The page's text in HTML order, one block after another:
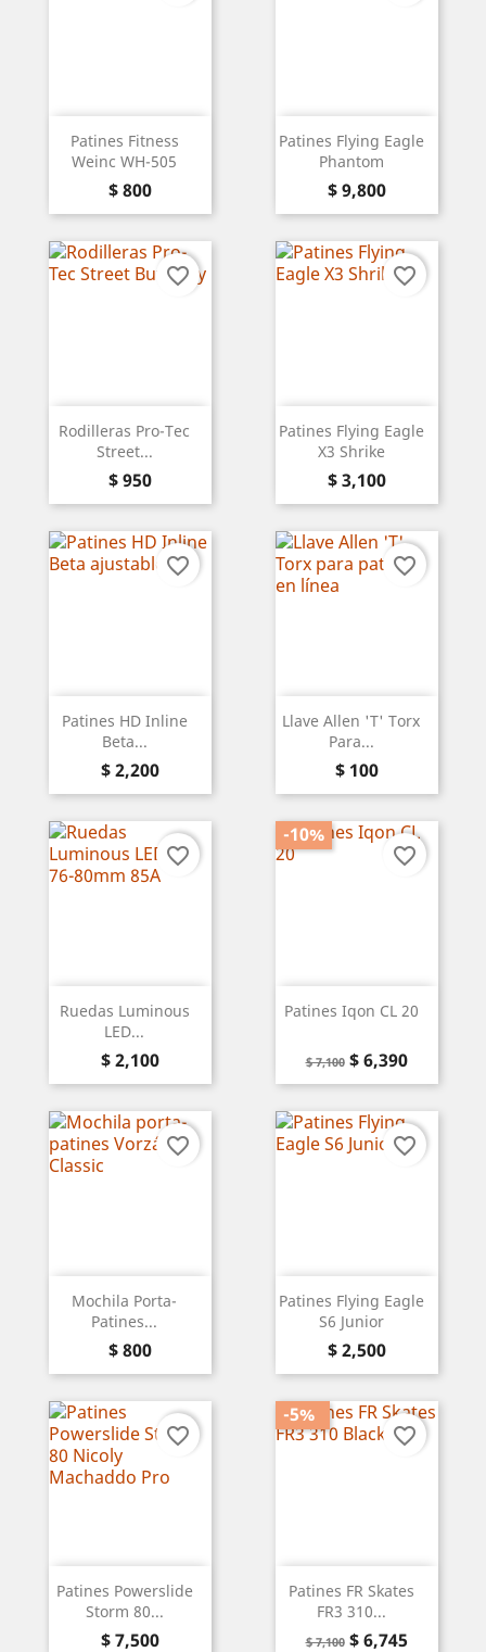
Patines Fitness
Weinc WH-505
Precio
$ 800
Patines Flying Eagle
Phantom
Precio
$ 9,800
Rodilleras Pro-Tec
Street...
Precio
$ 950
favorite_border
Patines Flying Eagle
X3 Shrike
Precio
$ 3,100
favorite_border
Patines HD Inline
Beta...
Precio
$ 2,200
favorite_border
Llave Allen 'T' Torx
Para...
Precio
$ 100
favorite_border
Ruedas Luminous
LED...
Precio
$ 2,100
favorite_border
Patines Iqon CL 20
Precio
base
$ 7,100 Precio
$ 6,390
-10%
favorite_border
Mochila Porta-
Patines...
Precio
$ 800
favorite_border
Patines Flying Eagle
S6 Junior
Precio
$ 2,500
favorite_border
Patines Powerslide
Storm 80...
Precio
$ 7,500
favorite_border
Patines FR Skates
FR3 310...
Precio
$ 7,100 Precio
$ 6,745
-5%
favorite_border